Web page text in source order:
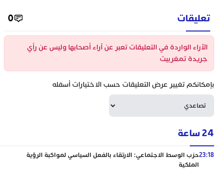
تعليقات 0
الآراء الواردة في التعليقات تعبر عن آراء أصحابها وليس عن رأي
جريدة تمغربيت
بإمكانكم تغيير عرض التعليقات حسب الاختيارات أسفله
24 ساعة
23:18حزب الوسط الاجتماعي: الارتقاء بالفعل السياسي لمواكبة الرؤية
الملكية